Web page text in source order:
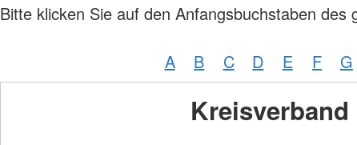
Bitte klicken Sie auf den Anfangsbuchstaben des
A B C D E F G
Kreisverband